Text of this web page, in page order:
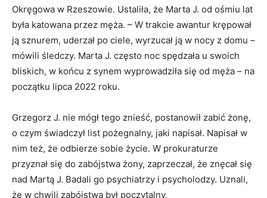
Okręgowa w Rzeszowie. Ustaliła, że Marta J. od ośmiu lat
była katowana przez męża. – W trakcie awantur krępował
ją sznurem, uderzał po ciele, wyrzucał ją w nocy z domu –
mówili śledczy. Marta J. często noc spędzała u swoich
bliskich, w końcu z synem wyprowadziła się od męża – na
początku lipca 2022 roku.
Grzegorz J. nie mógł tego znieść, postanowił zabić żonę,
o czym świadczył list pożegnalny, jaki napisał. Napisał w
nim też, że odbierze sobie życie. W prokuraturze
przyznał się do zabójstwa żony, zaprzeczał, że znęcał się
nad Martą J. Badali go psychiatrzy i psycholodzy. Uznali,
że w chwili zabójstwa był poczytalny.